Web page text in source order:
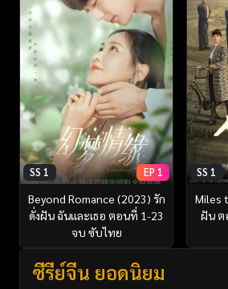
SS 1 EP 1
Beyond Romance (2023) รัก
ดั่งฝัน ฉันและเธอ ตอนที่ 1-23
จบ ซับไทย
SS 1
Miles
ฝัน ต
ซีรี่ย์จีน ยอดนิยม